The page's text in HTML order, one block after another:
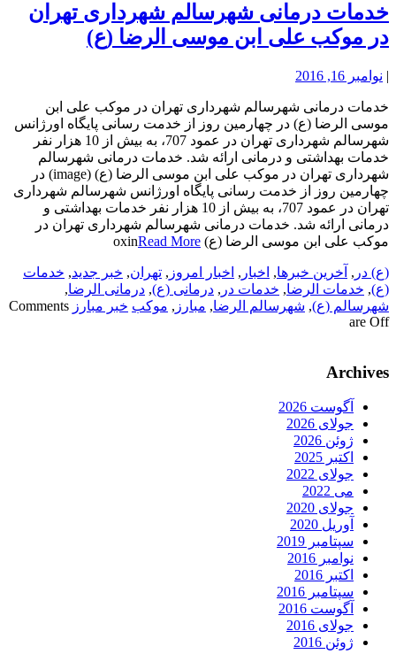
خدمات درمانی شهرسالم شهرداری تهران
در موکب علی ابن موسی الرضا (ع)
| نوامبر 16, 2016
خدمات درمانی شهرسالم شهرداری تهران در موکب علی ابن
موسی الرضا (ع) در چهارمین روز از خدمت رسانی پایگاه اورژانس
شهرسالم شهرداری تهران در عمود 707، به بیش از 10 هزار نفر
خدمات بهداشتی و درمانی ارائه شد. خدمات درمانی شهرسالم
شهرداری تهران در موکب علی ابن موسی الرضا (ع) (image) در
چهارمین روز از خدمت رسانی پایگاه اورژانس شهرسالم شهرداری
تهران در عمود 707، به بیش از 10 هزار نفر خدمات بهداشتی و
درمانی ارائه شد. خدمات درمانی شهرسالم شهرداری تهران در
موکب علی ابن موسی الرضا (ع) oxin Read More
(ع) در , آخرین خبرها, اخبار , اخبار امروز , تهران, خبر جدید, خدمات
(ع), خدمات الرضا, خدمات در , درمانی (ع), درمانی الرضا,
شهرسالم (ع), شهرسالم الرضا, مبارز , موکب خبر مبارز Comments
are Off
Archives
آگوست 2026
جولای 2026
ژوئن 2026
اکتبر 2025
جولای 2022
می 2022
جولای 2020
آوریل 2020
سپتامبر 2019
نوامبر 2016
اکتبر 2016
سپتامبر 2016
آگوست 2016
جولای 2016
ژوئن 2016